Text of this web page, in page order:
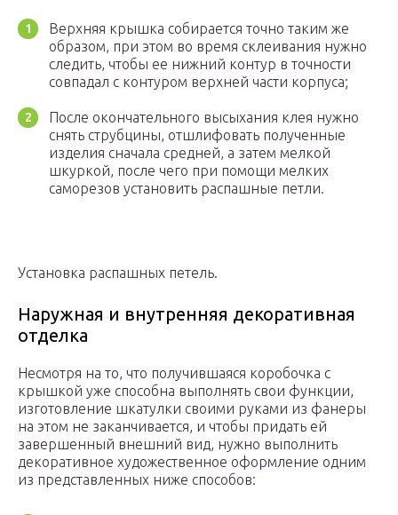
Верхняя крышка собирается точно таким же
образом, при этом во время склеивания нужно
следить, чтобы ее нижний контур в точности
совпадал с контуром верхней части корпуса;
После окончательного высыхания клея нужно
снять струбцины, отшлифовать полученные
изделия сначала средней, а затем мелкой
шкуркой, после чего при помощи мелких
саморезов установить распашные петли.
Установка распашных петель.
Наружная и внутренняя декоративная
отделка
Несмотря на то, что получившаяся коробочка с
крышкой уже способна выполнять свои функции,
изготовление шкатулки своими руками из фанеры
на этом не заканчивается, и чтобы придать ей
завершенный внешний вид, нужно выполнить
декоративное художественное оформление одним
из представленных ниже способов: